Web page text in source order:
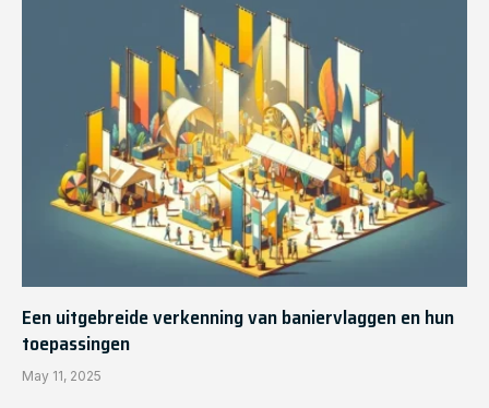
Een uitgebreide verkenning van baniervlaggen en hun
toepassingen
May 11, 2025